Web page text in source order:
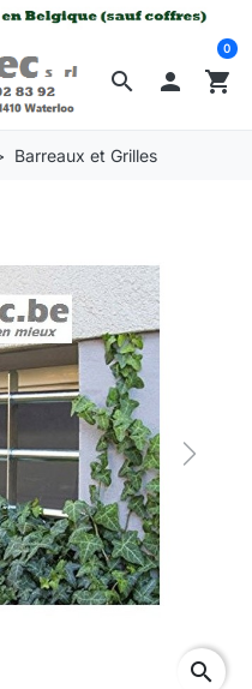
search  shopping_cart
0
Barreaux et Grilles
Next
search